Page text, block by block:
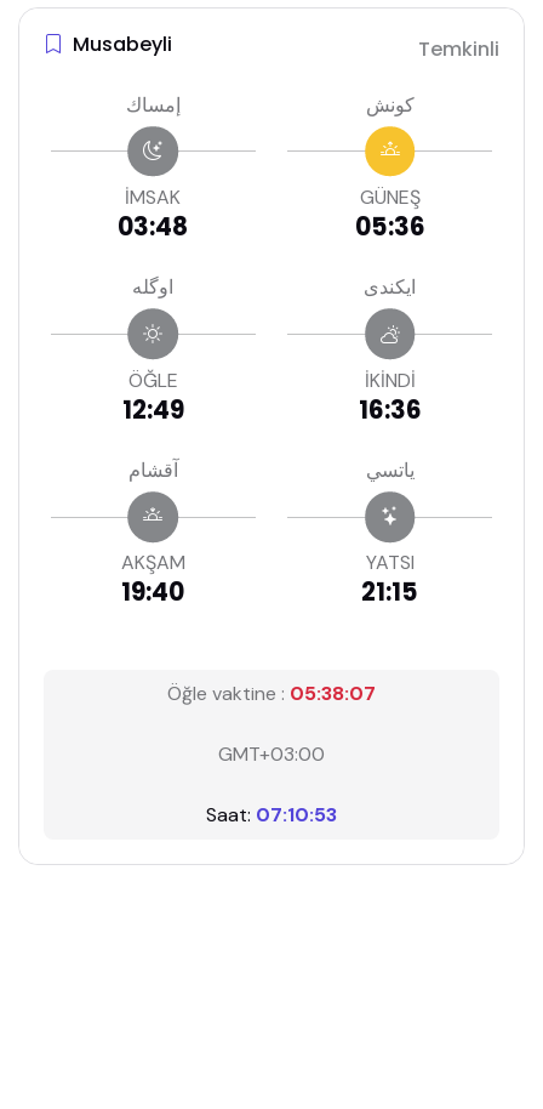
Musabeyli Temkinli
إمساك
İMSAK
03:48
كونش
GÜNEŞ
05:36
اوگله
ÖĞLE
12:49
ايكندى
İKİNDİ
16:36
آقشام
AKŞAM
19:40
ياتسي
YATSI
21:15
Öğle vaktine : 05:38:06
GMT+03:00
Saat: 07:10:54